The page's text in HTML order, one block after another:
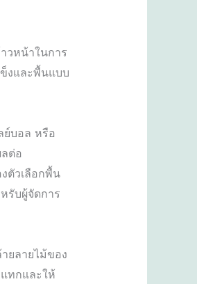
วหน้าในการ
งและพื้นแบบ
ย์บอล หรือ
ต่อ
ตัวเลือกพื้น
รับผู้จัดการ
ยลายไม้ของ
ทกและให้